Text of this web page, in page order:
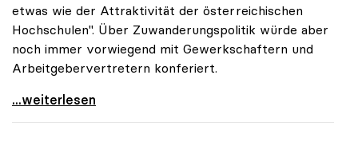
etwas wie der Attraktivität der österreichischen
Hochschulen". Über Zuwanderungspolitik würde aber
noch immer vorwiegend mit Gewerkschaftern und
Arbeitgebervertretern konferiert.
Unis sind „Magneten der Neuzuwanderung\"
...weiterlesen